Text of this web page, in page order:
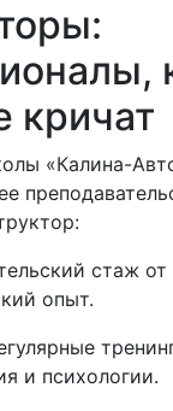
кричат
«Калина-
стаж от
опыт.
и психологии.